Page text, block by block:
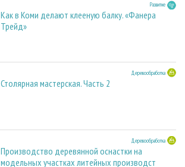
Развитие
Как в Коми делают клееную балку. «Фанера
Трейд»
Деревообработка
Столярная мастерская. Часть 2
Деревообработка
Производство деревянной оснастки на
модельных участках литейных производст